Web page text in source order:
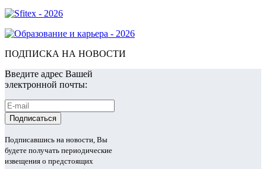
ПОДПИСКА НА НОВОСТИ
Введите адрес Вашей
электронной почты:
Подписавшись на новости, Вы
будете получать периодические
извещения о предстоящих